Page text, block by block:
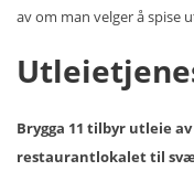
av om man velger å spise
Brygga 11 tilbyr utleie
restaurantlokalet til